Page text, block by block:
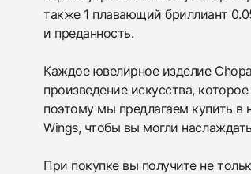
также 1 плавающий бриллиант
и преданность.
Каждое ювелирное изделие
произведение искусства,
поэтому мы предлагаем купить
Wings, чтобы вы могли
При покупке вы получите не